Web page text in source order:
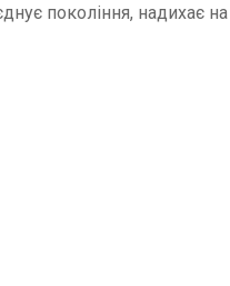
покоління, надихає